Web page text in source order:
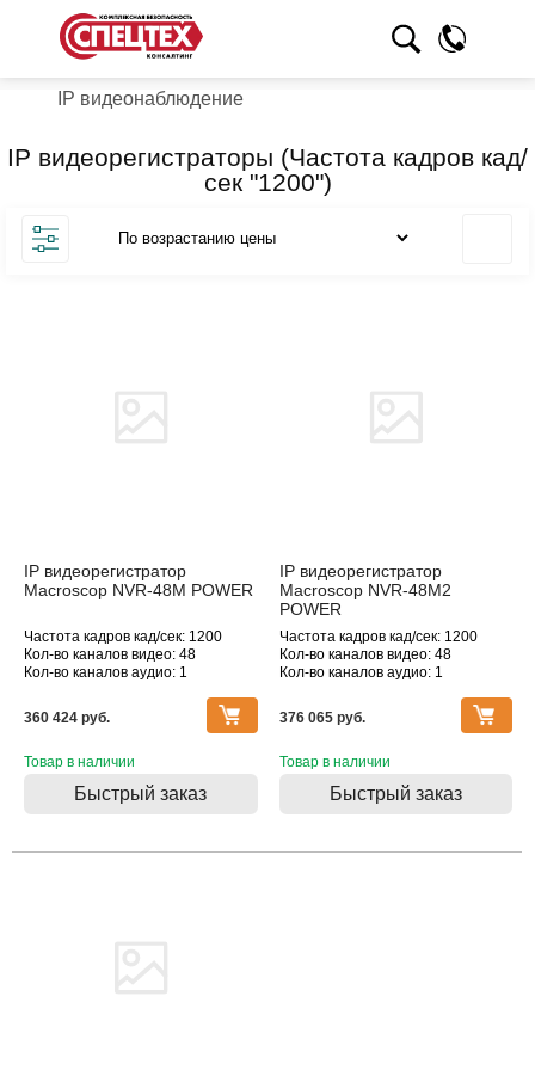
IP видеонаблюдение
IP видеорегистраторы (Частота кадров кад/
сек "1200")
IP видеорегистратор
Macroscop NVR-48M POWER
Частота кадров кад/сек: 1200
Кол-во каналов видео: 48
Кол-во каналов аудио: 1
разрешение, Мпикс: 1920х1080
360 424 pуб.
Товар в наличии
Быстрый заказ
IP видеорегистратор
Macroscop NVR-48M2
POWER
Частота кадров кад/сек: 1200
Кол-во каналов видео: 48
Кол-во каналов аудио: 1
разрешение, Мпикс: 1920х1080
376 065 pуб.
Товар в наличии
Быстрый заказ